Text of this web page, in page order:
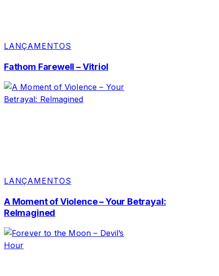
LANÇAMENTOS
Fathom Farewell – Vitriol
LANÇAMENTOS
A Moment of Violence – Your Betrayal:
Relmagined